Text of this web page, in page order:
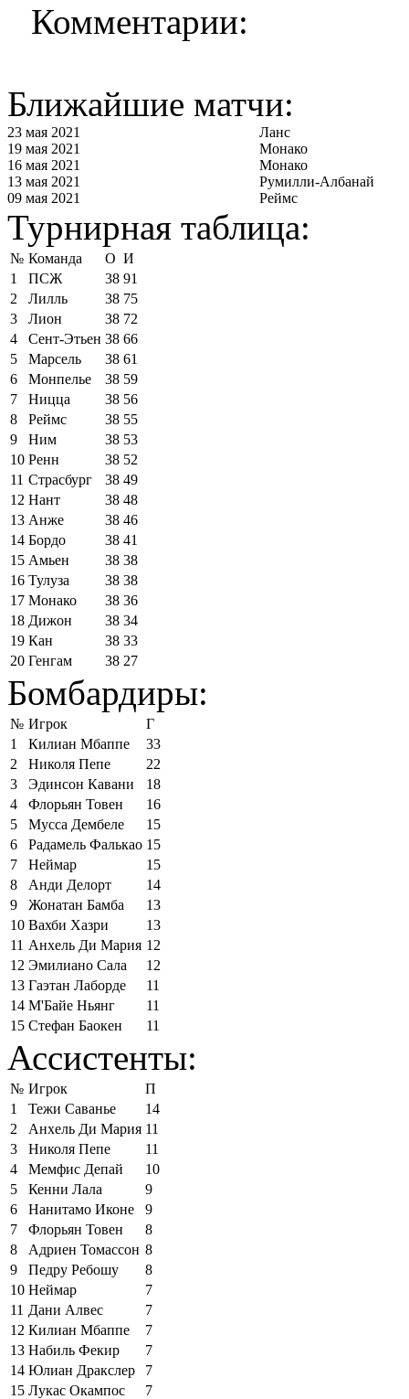
Комментарии:
Ближайшие матчи:
23 мая 2021
Ланс
19 мая 2021
Монако
16 мая 2021
Монако
13 мая 2021
Румилли-Албанай
09 мая 2021
Реймс
Турнирная таблица:
№ Команда О И
1
ПСЖ 38 91
2
Лилль 38 75
3
Лион 38 72
4
Сент-Этьен 38 66
5
Марсель 38 61
6
Монпелье 38 59
7
Ницца 38 56
8
Реймс 38 55
9
Ним 38 53
10 Ренн 38 52
11 Страсбург 38 49
12 Нант 38 48
13 Анже 38 46
14 Бордо 38 41
15 Амьен 38 38
16 Тулуза 38 38
17 Монако 38 36
18 Дижон 38 34
19 Кан 38 33
20 Генгам 38 27
Бомбардиры:
№ Игрок
Г
1
Килиан Мбаппе
33
2
Николя Пепе
22
3
Эдинсон Кавани
18
4
Флорьян Товен
16
5
Мусса Дембеле
15
6
Радамель Фалькао 15
7
Неймар
15
8
Анди Делорт
14
9
Жонатан Бамба
13
10 Вахби Хазри
13
11 Анхель Ди Мария 12
12 Эмилиано Сала
12
13 Гаэтан Лаборде
11
14 М'Байе Ньянг
11
15 Стефан Баокен 11
Ассистенты:
№ Игрок
П
1
Тежи Саванье
14
2
Анхель Ди Мария 11
3
Николя Пепе
11
4
Мемфис Депай
10
5
Кенни Лала
9
6
Нанитамо Иконе
9
7
Флорьян Товен
8
8
Адриен Томассон 8
9
Педру Ребошу
8
10 Неймар
7
11 Дани Алвес
7
12 Килиан Мбаппе
7
13 Набиль Фекир
7
14 Юлиан Дракслер
7
15 Лукас Окампос 7